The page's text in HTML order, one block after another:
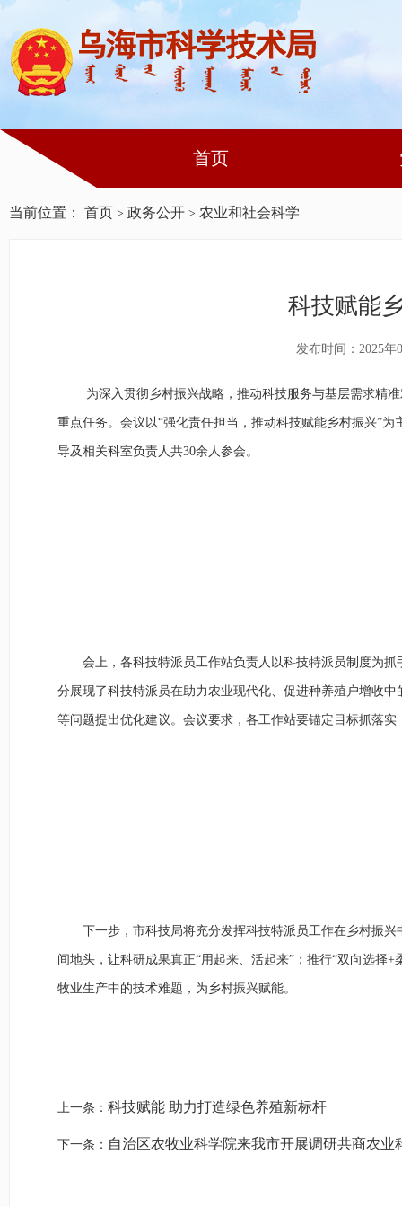
首页
当前位置： 首页 > 政务公开 > 农业和社会科学
科技赋能
发布时间：2025年
为深入贯彻乡村振兴战略，推动科技服务与基层需求精准
重点任务。会议以“强化责任担当，推动科技赋能乡村振兴”
导及相关科室负责人共30余人参会。
会上，各科技特派员工作站负责人以科技特派员制度为抓
分展现了科技特派员在助力农业现代化、促进种养殖户增收
等问题提出优化建议。会议要求，各工作站要锚定目标抓落
下一步，市科技局将充分发挥科技特派员工作在乡村振兴
间地头，让科研成果真正“用起来、活起来”；推行“双向选择
牧业生产中的技术难题，为乡村振兴赋能。
上一条： 科技赋能 助力打造绿色养殖新标杆
下一条： 自治区农牧业科学院来我市开展调研共商农业